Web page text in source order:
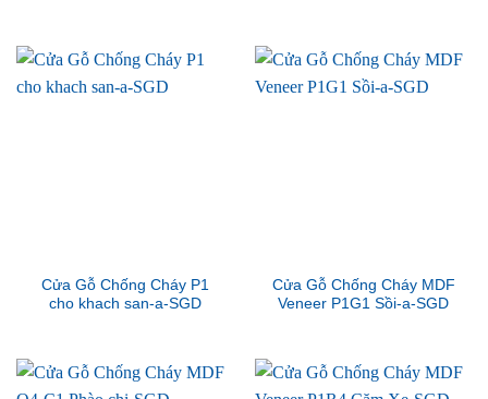
Cửa Gỗ Chống Cháy P1
cho khach san-a-SGD
Cửa Gỗ Chống Cháy MDF
Veneer P1G1 Sồi-a-SGD